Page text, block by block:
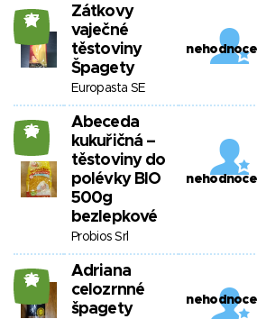
27
Zátkovy
vaječné
těstoviny
Špagety
Europasta SE
26
Abeceda
kukuřičná –
těstoviny do
polévky BIO
500g
bezlepkové
Probios Srl
26
Adriana
celozrnné
špagety